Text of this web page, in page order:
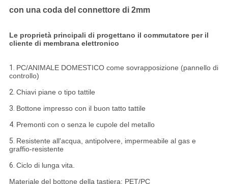
con una coda del connettore di 2mm
Le proprietà principali di progettano il commutatore per il
cliente di membrana elettronico
1. PC/ANIMALE DOMESTICO come sovrapposizione (pannello di
controllo)
2. Chiavi piane o tipo tattile
3. Bottone impresso con il buon tatto tattile
4. Premonti con o senza le cupole del metallo
5. Resistente all'acqua, antipolvere, impermeabile al gas e
graffio-resistente
6. Ciclo di lunga vita.
Materiale del bottone della tastiera: PET/PC